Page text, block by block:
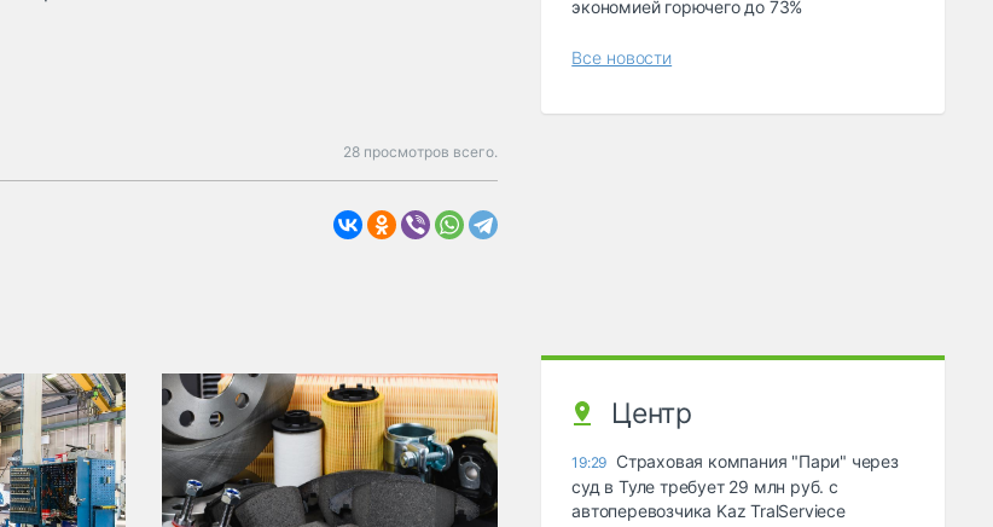
28 просмотров всего.
экономией горючего до 73%
Все новости
Центр
19:29 Страховая компания "Пари" через
суд в Туле требует 29 млн руб. с
автоперевозчика Kaz TralServiece